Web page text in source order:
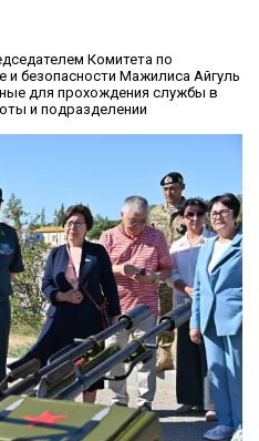
Комитета по
безопасности Мажилиса Айгуль
для прохождения службы в
и подразделении